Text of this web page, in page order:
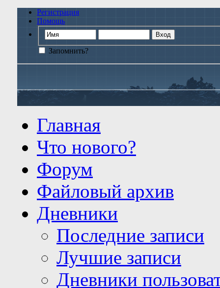
Регистрация
Помощь
Запомнить?
Главная
Что нового?
Форум
Файловый архив
Дневники
Последние записи
Лучшие записи
Дневники